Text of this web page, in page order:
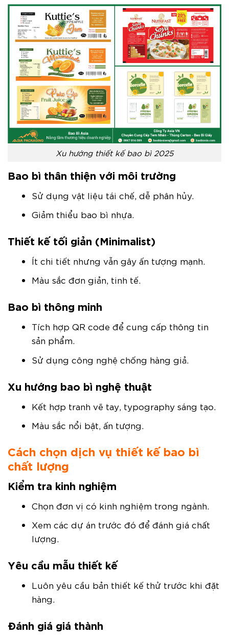
Xu hướng thiết kế bao bì 2025
Bao bì thân thiện với môi trường
Sử dụng vật liệu tái chế, dễ phân hủy.
Giảm thiểu bao bì nhựa.
Thiết kế tối giản (Minimalist)
Ít chi tiết nhưng vẫn gây ấn tượng mạnh.
Màu sắc đơn giản, tinh tế.
Bao bì thông minh
Tích hợp QR code để cung cấp thông tin
sản phẩm.
Sử dụng công nghệ chống hàng giả.
Xu hướng bao bì nghệ thuật
Kết hợp tranh vẽ tay, typography sáng tạo.
Màu sắc nổi bật, ấn tượng.
Cách chọn dịch vụ thiết kế bao bì
chất lượng
Kiểm tra kinh nghiệm
Chọn đơn vị có kinh nghiệm trong ngành.
Xem các dự án trước đó để đánh giá chất
lượng.
Yêu cầu mẫu thiết kế
Luôn yêu cầu bản thiết kế thử trước khi đặt
hàng.
Đánh giá giá thành